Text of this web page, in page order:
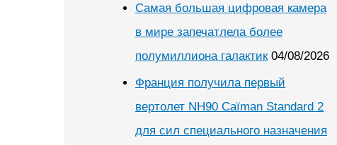
Самая большая цифровая камера
в мире запечатлела более
полумиллиона галактик 04/08/2026
Франция получила первый
вертолет NH90 Caïman Standard 2
для сил специального назначения